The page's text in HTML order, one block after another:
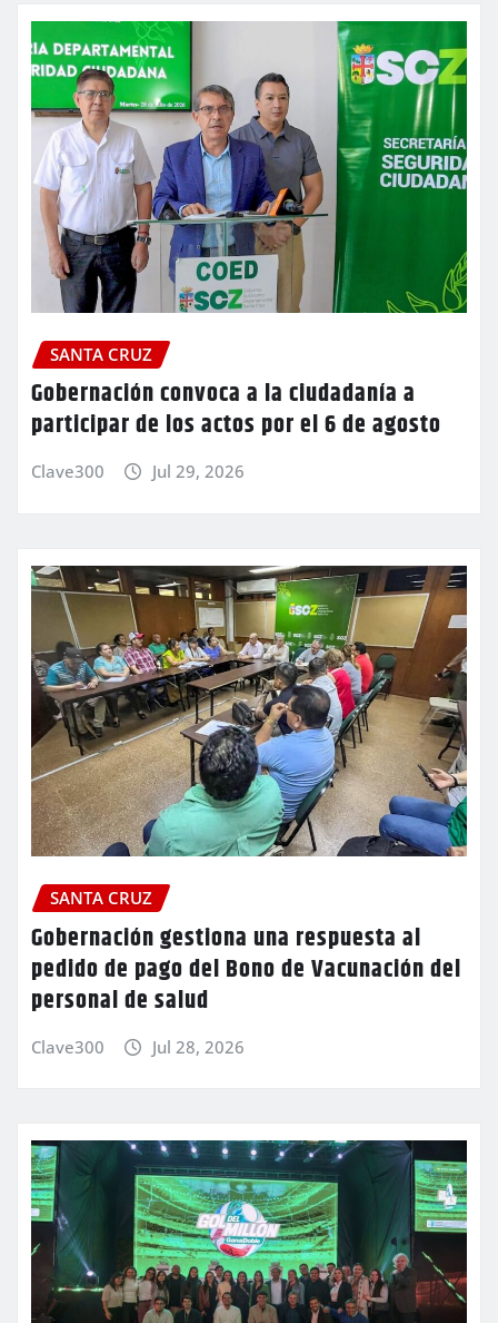
SANTA CRUZ
Gobernación convoca a la ciudadanía a
participar de los actos por el 6 de agosto
Clave300 Jul 29, 2026
SANTA CRUZ
Gobernación gestiona una respuesta al
pedido de pago del Bono de Vacunación del
personal de salud
Clave300 Jul 28, 2026